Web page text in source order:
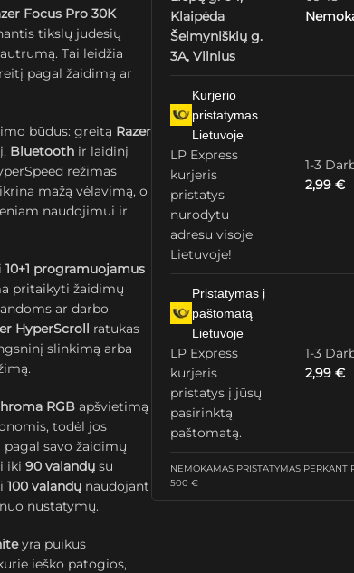
Focus Pro 30K
tikslų judesių
Tai leidžia
pagal žaidimą ar
būdus: greitą Razer
Bluetooth ir laidinį
režimas
mažą vėlavimą, o
naudojimui ir
10+1 programuojamus
pritaikyti žaidimų
ar darbo
HyperScroll ratukas
slinkimą arba
RGB apšvietimą
todėl jos
savo žaidimų
iki 90 valandų su
100 valandų naudojant
nustatymų.
yra puikus
ieško patogios,
Klaipėda
Šeimyniškių g.
3A, Vilnius
Kurjerio
pristatymas
Lietuvoje
LP Express
kurjeris
pristatys
nurodytu
adresu visoje
Lietuvoje!
1-3
2,99€
Pristatymas į
paštomatą
Lietuvoje
LP Express
kurjeris
pristatys į jūsų
pasirinktą
paštomatą.
1-3
2,99€
NEMOKAMAS PRISTATYMAS PERKANT
500 €